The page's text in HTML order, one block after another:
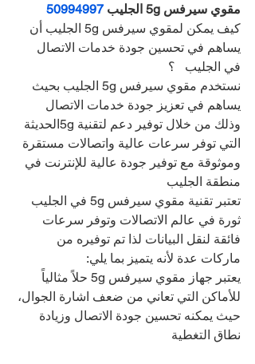
مقوي سيرفس 5g الجليب
50994997
كيف يمكن لمقوي سيرفس 5g الجليب أن
يساهم في تحسين جودة خدمات الاتصال
في الجليب   ؟
نستخدم مقوي سيرفس 5g الجليب بحيث
يساهم في تعزيز جودة خدمات الاتصال
وذلك من خلال توفير دعم لتقنية 5gالحديثة
التي توفر سرعات عالية واتصالات مستقرة
وموثوقة مع توفير جودة عالية للإنترنت في
منطقة الجليب
تعتبر تقنية مقوي سيرفس 5g في الجليب
ثورة في عالم الاتصالات وتوفر سرعات
فائقة لنقل البيانات لذا تم توفيره من
ماركات عدة لأنه يتميز بما يلي:
يعتبر جهاز مقوي سيرفس 5g حلاً مثالياً
للأماكن التي تعاني من ضعف اشارة الجوال،
حيث يمكنه تحسين جودة الاتصال وزيادة
نطاق التغطية